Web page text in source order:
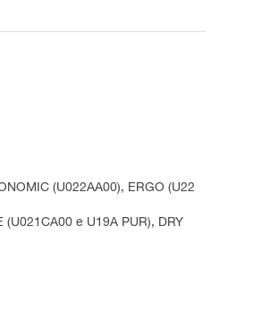
(U022AA00), ERGO (U22
e U19A PUR), DRY